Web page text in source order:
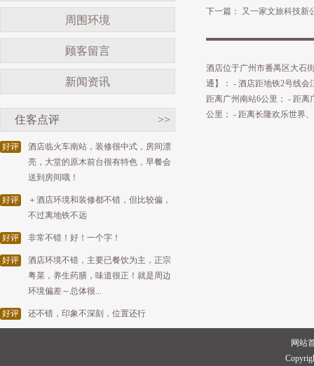
周围环境
顾客留言
新闻资讯
住客点评 >>
好评
酒店临火车南站，装修很中式，房间漂
亮，大堂的原木前台很有特色，早餐会
送到房间哦！
好评
＋酒店环境和装修都不错，但比较偏，
不过离地铁不远
好评 非常不错！好！一个字！
好评
酒店环境不错，主要已餐饮为主，正宗
粤菜，养生药膳，味道很正！就是周边
环境偏差～总体很...
好评 还不错，印象不深刻，位置还行
下一篇： 又一家文旅科技新
酒店位于广州市番禺区大石
通】： - 酒店距地铁2号线会
距离广州南站6公里； - 距
公里； - 距离长隆欢乐世界
网站